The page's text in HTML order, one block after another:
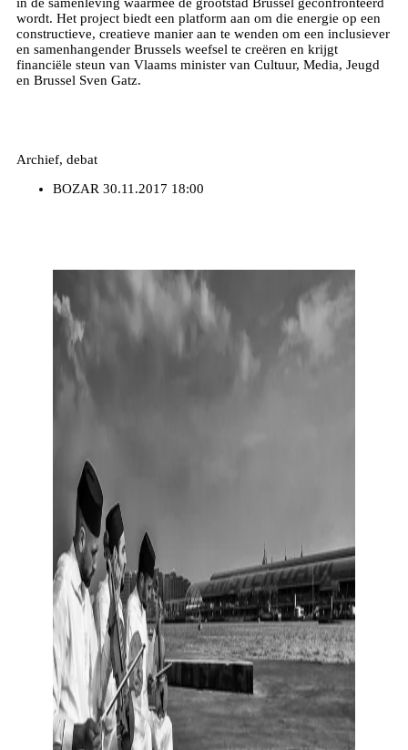
wordt. Het project biedt een platform aan om die energie op een
constructieve, creatieve manier aan te wenden om een inclusiever
en samenhangender Brussels weefsel te creëren en krijgt
financiële steun van Vlaams minister van Cultuur, Media, Jeugd
en Brussel Sven Gatz.
Archief, debat
BOZAR 30.11.2017 18:00